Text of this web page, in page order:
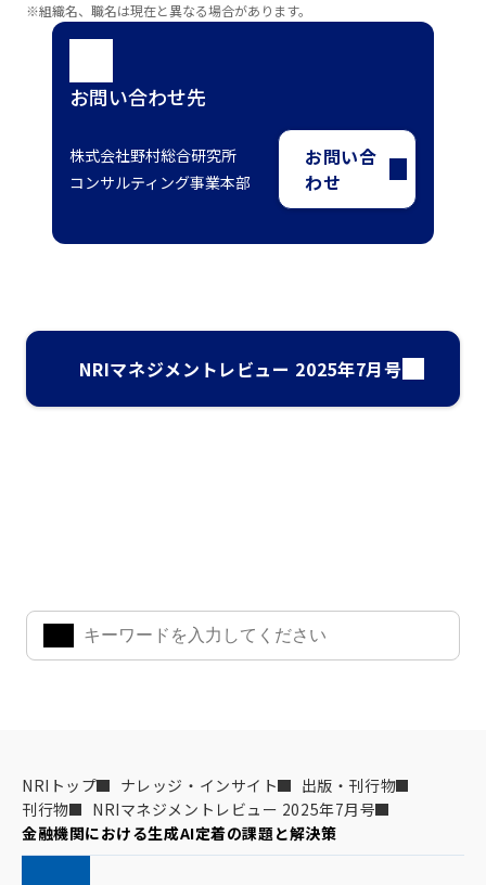
※組織名、職名は現在と異なる場合があります。
お問い合わせ先
株式会社野村総合研究所
コンサルティング事業本部
お問い合
わせ
NRIマネジメントレビュー 2025年7月号
NRIトップ ナレッジ・インサイト
出版・刊行物
刊行物
NRIマネジメントレビュー 2025年7月号
金融機関における生成AI定着の課題と解決策